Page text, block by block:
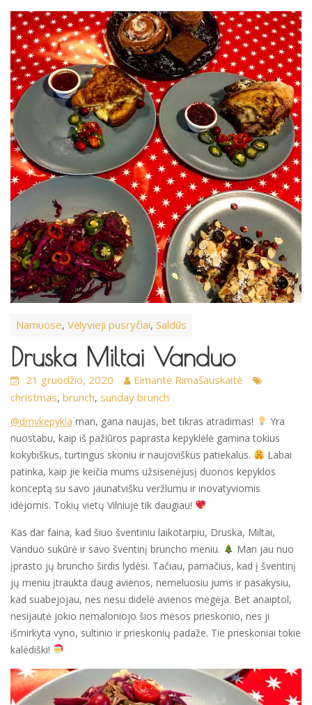
Namuose, Vėlyvieji pusryčiai, Saldūs
Druska Miltai Vanduo
21 gruodžio, 2020
Eimantė Rimašauskaitė
christmas, brunch, sunday brunch
@dmvkepykla man, gana naujas, bet tikras atradimas!
Yra
nuostabu, kaip iš pažiūros paprasta kepyklėlė gamina tokius
kokybiškus, turtingus skoniu ir naujoviškus patiekalus.
Labai
patinka, kaip jie keičia mums užsisenėjusį duonos kepyklos
konceptą su savo jaunatvišku veržlumu ir inovatyviomis
idėjomis. Tokių vietų Vilniuje tik daugiau!
Kas dar faina, kad šiuo šventiniu laikotarpiu, Druska, Miltai,
Vanduo sukūrė ir savo šventinį bruncho meniu.
Man jau nuo
įprasto jų bruncho širdis lydėsi. Tačiau, pamačius, kad į šventinį
jų meniu įtraukta daug avienos, nemeluosiu jums ir pasakysiu,
kad suabejojau, nes nesu didelė avienos mėgėja. Bet anaiptol,
nesijautė jokio nemaloniojo šios mėsos prieskonio, nes ji
išmirkyta vyno, sultinio ir prieskonių padaže. Tie prieskoniai tokie
kalėdiški!